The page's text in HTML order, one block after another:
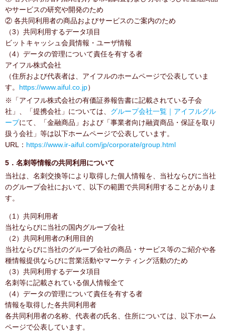
やサービスの研究や開発のため
② 各共同利用者の商品およびサービスのご案内のため
（3）共同利用するデータ項目
ビットキャッシュ会員情報・ユーザ情報
（4）データの管理について責任を有する者
アイフル株式会社
（住所および代表者は、アイフルのホームページで公表していま
す。 https://www.aiful.co.jp）
※「アイフル株式会社の有価証券報告書に記載されている子会
社」、「提携会社」については、 グループ会社一覧｜アイフルグル
ープにて、「金融商品」および「事業者向け融資商品・保証を取り
扱う会社」等は以下ホームページで公表しています。
URL： https://www.ir-aiful.com/jp/corporate/group.html
5．名刺等情報の共同利用について
当社は、名刺交換等により取得した個人情報を、当社ならびに当社
のグループ会社において、以下の範囲で共同利用することがありま
す。
（1）共同利用者
当社ならびに当社の国内グループ会社
（2）共同利用者の利用目的
当社ならびに当社のグループ会社の商品・サービス等のご紹介や各
種情報提供ならびに営業活動やマーケティング活動のため
（3）共同利用するデータ項目
名刺等に記載されている個人情報全て
（4）データの管理について責任を有する者
情報を取得した各共同利用者
各共同利用者の名称、代表者の氏名、住所については、以下ホーム
ページで公表しています。